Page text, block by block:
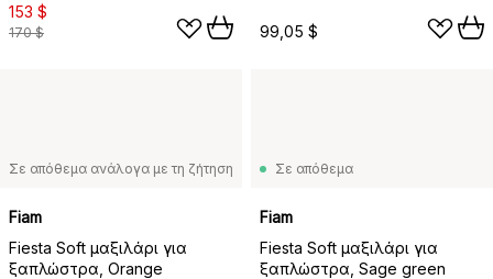
153 $
170 $
99,05 $
Σε απόθεμα ανάλογα με τη ζήτηση
Fiam
Fiesta Soft μαξιλάρι για
ξαπλώστρα, Orange
Σε απόθεμα
Fiam
Fiesta Soft μαξιλάρι για
ξαπλώστρα, Sage green